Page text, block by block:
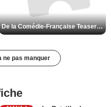
De la Comédie-Française Teaser VF
ne pas manquer